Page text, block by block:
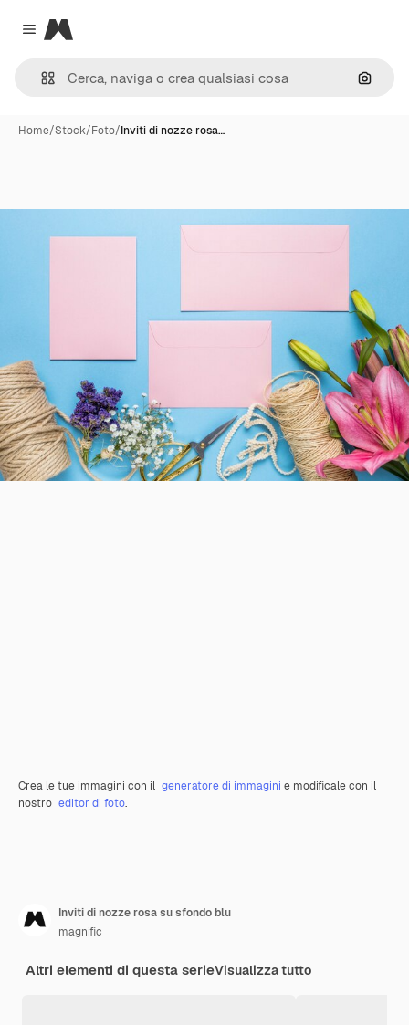
Close menu
Magnific
Cerca
Home/Stock/Foto/Inviti di nozze rosa…
Crea le tue immagini con il generatore di immagini e modificale con il
nostro editor di foto.
Inviti di nozze rosa su sfondo blu
magnific
Altri elementi di questa serieVisualizza tutto